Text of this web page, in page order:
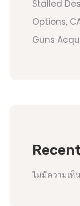
Stalled
Options,
Guns
ไม่มีความเห็